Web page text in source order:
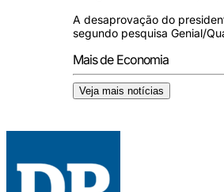
A desaprovação do
segundo pesquisa Genial/
Mais de Economia
Veja mais notícias